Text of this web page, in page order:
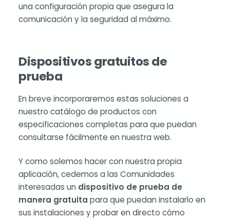
una configuración propia que asegura la
comunicación y la seguridad al máximo.
Dispositivos gratuitos de
prueba
En breve incorporaremos estas soluciones a
nuestro catálogo de productos con
especificaciones completas para que puedan
consultarse fácilmente en nuestra web.
Y como solemos hacer con nuestra propia
aplicación, cedemos a las Comunidades
interesadas un dispositivo de prueba de
manera gratuita para que puedan instalarlo en
sus instalaciones y probar en directo cómo